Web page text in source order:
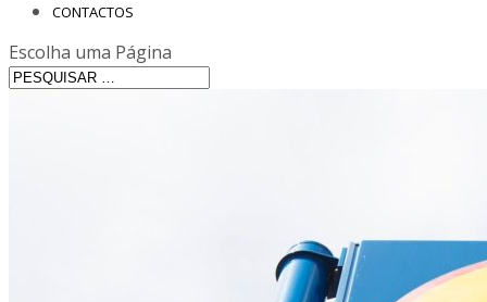
CONTACTOS
Escolha uma Página